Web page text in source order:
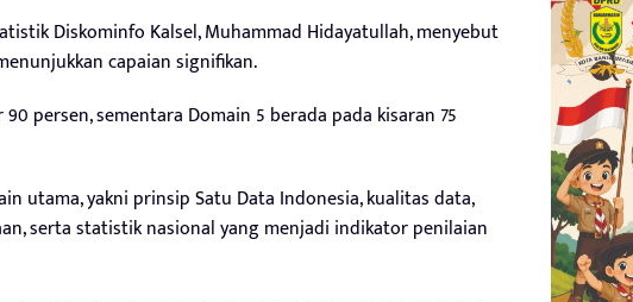
Diskominfo Kalsel, Muhammad Hidayatullah, menyebut
capaian signifikan.
persen, sementara Domain 5 berada pada kisaran 75
utama, yakni prinsip Satu Data Indonesia, kualitas data,
serta statistik nasional yang menjadi indikator penilaian